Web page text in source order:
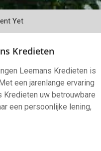
Yet
Kredieten
Leemans Kredieten is
een jarenlange ervaring
uw betrouwbare
een persoonlijke lening,